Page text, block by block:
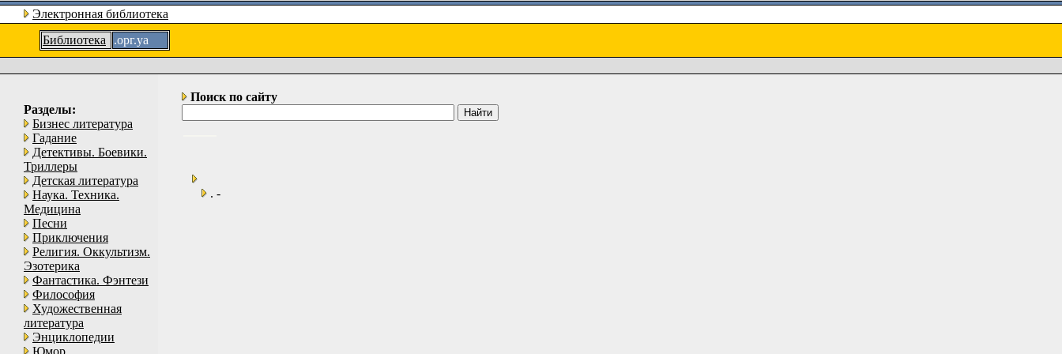
Электронная библиотека
Библиотека
.орг.уа
Разделы:
Бизнес литература
Гадание
Детективы. Боевики.
Триллеры
Детская литература
Наука. Техника.
Медицина
Песни
Приключения
Религия. Оккультизм.
Эзотерика
Фантастика. Фэнтези
Философия
Художественная
литература
Энциклопедии
Юмор
Поиск по сайту
. -